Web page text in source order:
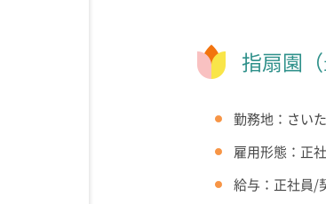
指扇園
勤務地：さい
雇用形態：正
給与：正社員/